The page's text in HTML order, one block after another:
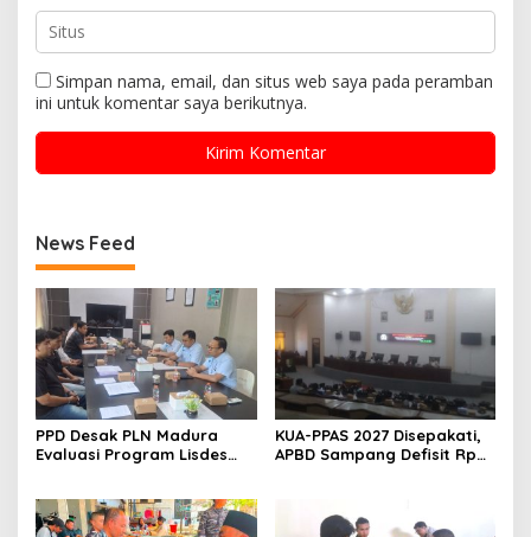
Simpan nama, email, dan situs web saya pada peramban
ini untuk komentar saya berikutnya.
News Feed
PPD Desak PLN Madura
Evaluasi Program Lisdes
KUA-PPAS 2027 Disepakati,
APBD Sampang Defisit Rp